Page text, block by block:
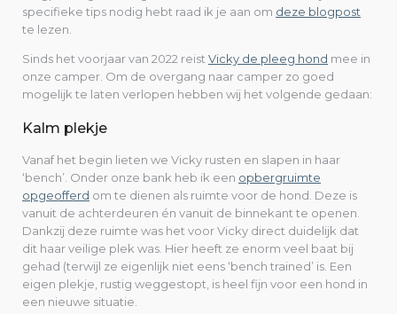
specifieke tips nodig hebt raad ik je aan om deze blogpost
te lezen.
Sinds het voorjaar van 2022 reist Vicky de pleeg hond mee in
onze camper. Om de overgang naar camper zo goed
mogelijk te laten verlopen hebben wij het volgende gedaan:
Kalm plekje
Vanaf het begin lieten we Vicky rusten en slapen in haar
‘bench’. Onder onze bank heb ik een opbergruimte
opgeofferd om te dienen als ruimte voor de hond. Deze is
vanuit de achterdeuren én vanuit de binnekant te openen.
Dankzij deze ruimte was het voor Vicky direct duidelijk dat
dit haar veilige plek was. Hier heeft ze enorm veel baat bij
gehad (terwijl ze eigenlijk niet eens ‘bench trained’ is. Een
eigen plekje, rustig weggestopt, is heel fijn voor een hond in
een nieuwe situatie.